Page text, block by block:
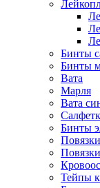
Бинты
Бинты
Вата
Марля
Вата
Бинты
Тейпы